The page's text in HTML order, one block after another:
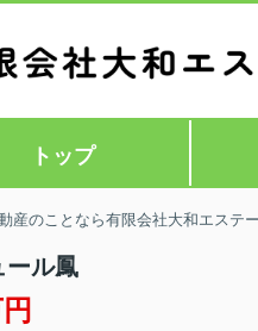
トップ
産のことなら有限会社大和エステ
ール鳳